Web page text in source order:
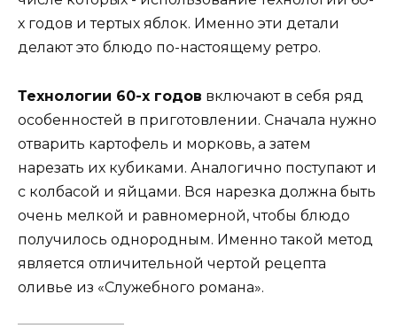
Технологии 60-х годов включают в себя ряд
особенностей в приготовлении. Сначала нужно
отварить картофель и морковь, а затем
нарезать их кубиками. Аналогично поступают и
с колбасой и яйцами. Вся нарезка должна быть
очень мелкой и равномерной, чтобы блюдо
получилось однородным. Именно такой метод
является отличительной чертой рецепта
оливье из «Служебного романа».